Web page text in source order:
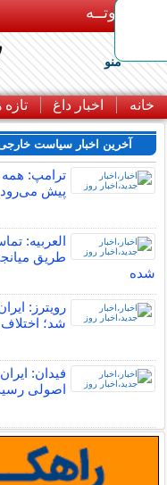
بـیتوتــه
منو
خانه اخبار داغ تازه
آخرین اخبار سیاست
ترامپ: همه
پیش می‌رود
العربیه:
طریق
شده
رویترز:
شد؛ اختلاف
فیدان:
اصولی